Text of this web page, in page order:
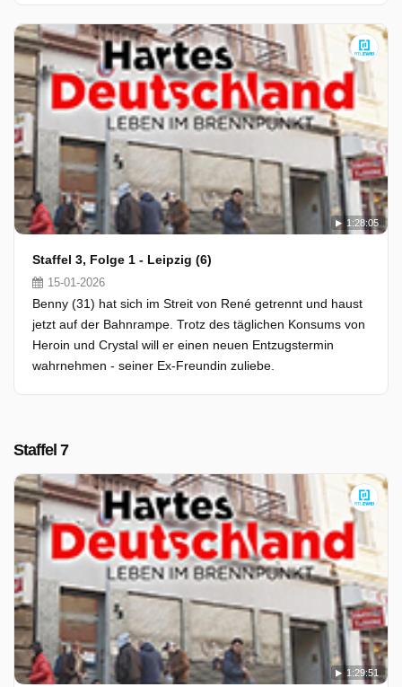
1:28:05
Staffel 3, Folge 1 - Leipzig (6)
15-01-2026
Benny (31) hat sich im Streit von René getrennt und haust
jetzt auf der Bahnrampe. Trotz des täglichen Konsums von
Heroin und Crystal will er einen neuen Entzugstermin
wahrnehmen - seiner Ex-Freundin zuliebe.
Staffel 7
1:29:51